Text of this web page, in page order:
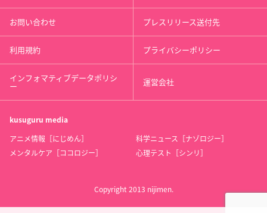
お問い合わせ プレスリリース送付先
利用規約 プライバシーポリシー
インフォマティブデータポリシ
ー 運営会社
kusuguru media
アニメ情報［にじめん］
科学ニュース［ナゾロジー］
メンタルケア［ココロジー］
心理テスト［シンリ］
Copyright 2013 nijimen.